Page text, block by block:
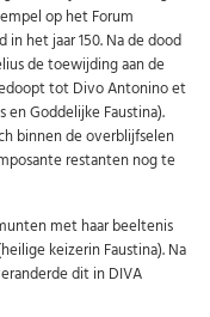
via de nieuwsbrief.
met derden
op het Forum
het jaar 150. Na de dood
de toewijding aan de
tot Divo Antonino et
en Goddelijke Faustina).
binnen de overblijfselen
restanten nog te
met haar beeltenis
keizerin Faustina). Na
dit in DIVA